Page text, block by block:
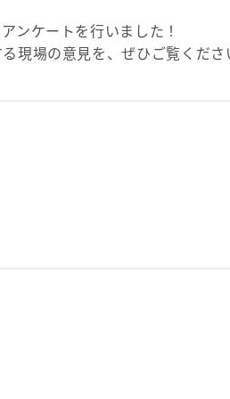
ンケートを行いました！
現場の意見を、ぜひご覧くださ